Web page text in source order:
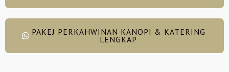
PAKEJ PERKAHWINAN KANOPI & KATERING
LENGKAP